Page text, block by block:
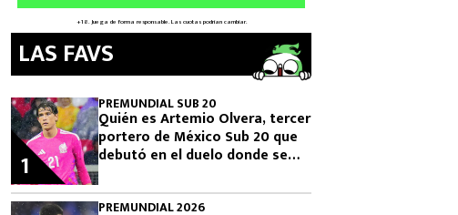
LAS FAVS
PREMUNDIAL SUB 20
Quién es Artemio Olvera, tercer
portero de México Sub 20 que
debutó en el duelo donde se
1
PREMUNDIAL 2026